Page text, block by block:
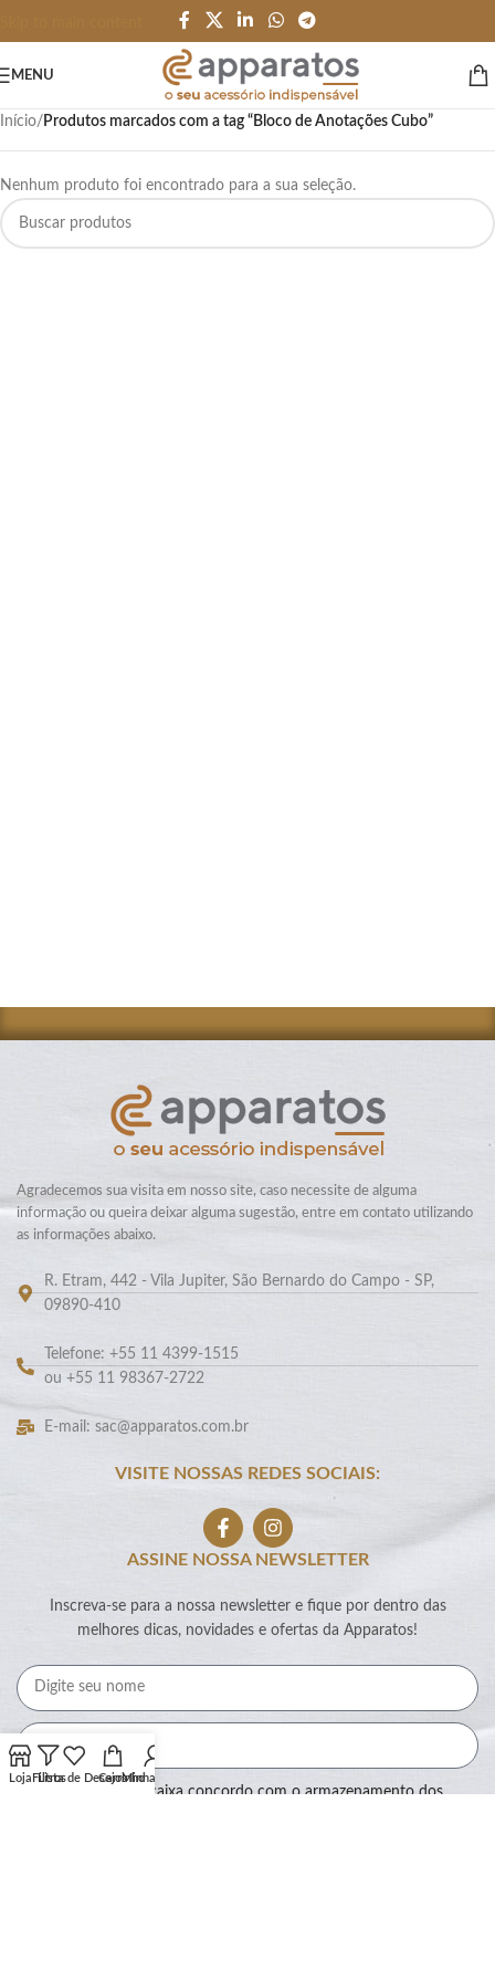
MENU
Início/ Produtos marcados com a tag “Bloco de Anotações Cubo”
Nenhum produto foi encontrado para a sua seleção.
Agradecemos sua visita em nosso site, caso necessite de alguma
informação ou queira deixar alguma sugestão, entre em contato utilizando
as informações abaixo.
R. Etram, 442 - Vila Jupiter, São Bernardo do Campo - SP,
09890-410
Telefone: +55 11 4399-1515
ou +55 11 98367-2722
E-mail: sac@apparatos.com.br
VISITE NOSSAS REDES SOCIAIS:
ASSINE NOSSA NEWSLETTER
Inscreva-se para a nossa newsletter e fique por dentro das
melhores dicas, novidades e ofertas da Apparatos!
Ao marcar essa caixa concordo com o armazenamento dos
Loja Filtros
Lista de Desejos
CarrinhoMinha conta